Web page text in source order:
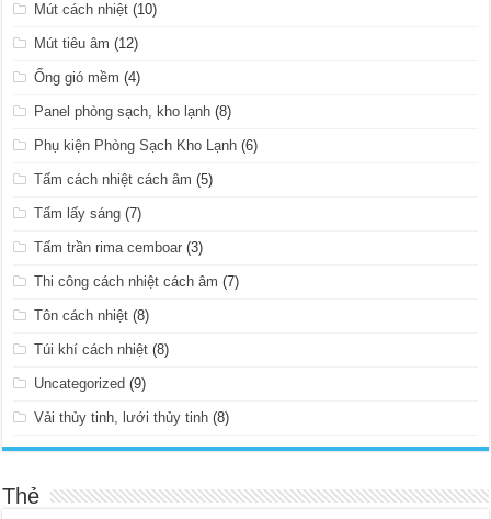
Mút cách nhiệt (10)
Mút tiêu âm (12)
Ống gió mềm (4)
Panel phòng sạch, kho lạnh (8)
Phụ kiện Phòng Sạch Kho Lạnh (6)
Tấm cách nhiệt cách âm (5)
Tấm lấy sáng (7)
Tấm trần rima cemboar (3)
Thi công cách nhiệt cách âm (7)
Tôn cách nhiệt (8)
Túi khí cách nhiệt (8)
Uncategorized (9)
Vải thủy tinh, lưới thủy tinh (8)
Thẻ